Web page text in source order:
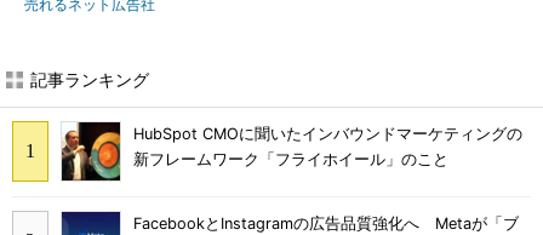
売れるネット広告社
記事ランキング
HubSpot CMOに聞いたインバウンドマーケティングの
新フレームワーク「フライホイール」のこと
FacebookとInstagramの広告品質強化へ Metaが「ブ